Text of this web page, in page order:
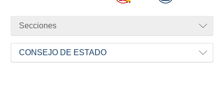
Secciones
CONSEJO DE ESTADO